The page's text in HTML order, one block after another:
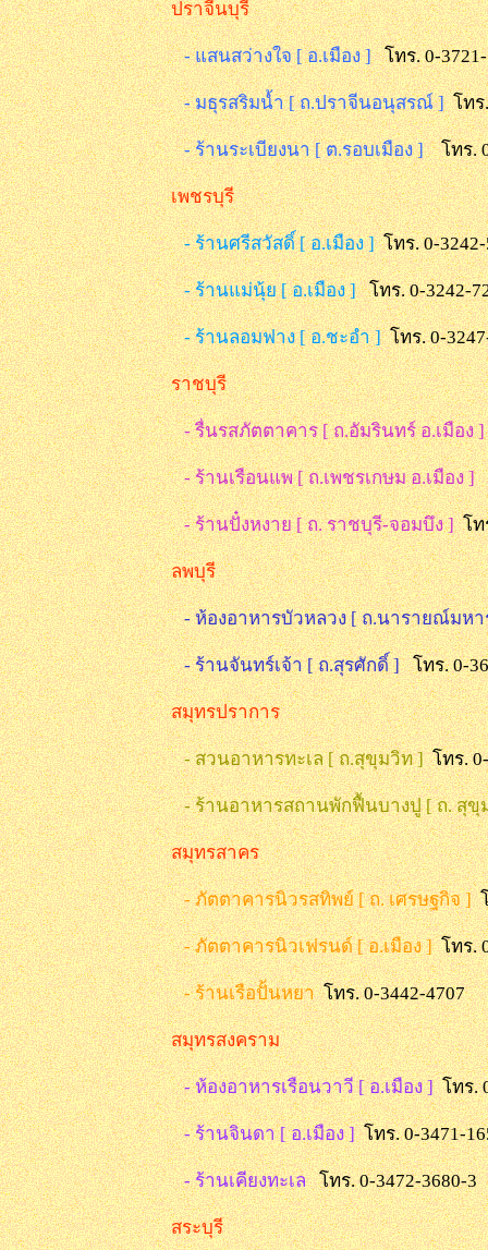
ปราจีนบุรี
- แสนสว่างใจ [ อ.เมือง ]โทร. 0-
- มธุรสริมน้ำ [ ถ.ปราจีนอนุสรณ์ ]โทร
- ร้านระเบียงนา [ ต.รอบเมือง ]โทร.
เพชรบุรี
- ร้านศรีสวัสดิ์ [ อ.เมือง ]โทร. 0-
- ร้านแม่นุ้ย [ อ.เมือง ]โทร. 0-3242-
- ร้านลอมฟาง [ อ.ชะอำ ]โทร. 0-
ราชบุรี
- รื่นรสภัตตาคาร [ ถ.อัมรินทร์ อ.เมือง
- ร้านเรือนแพ [ ถ.เพชรเกษม อ.เมือง ]
- ร้านปั๋งหงาย [ ถ. ราชบุรี-จอมบึง ]โท
ลพบุรี
- ห้องอาหารบัวหลวง [ ถ.นารายณ์มห
- ร้านจันทร์เจ้า [ ถ.สุรศักดิ์ ]โทร. 0-
สมุทรปราการ
- สวนอาหารทะเล [ ถ.สุขุมวิท ]โทร.
- ร้านอาหารสถานพักฟื้นบางปู [ ถ. สุขุ
สมุทรสาคร
- ภัตตาคารนิวรสทิพย์ [ ถ. เศรษฐกิจ ]
- ภัตตาคารนิวเฟรนด์ [ อ.เมือง ]โทร.
- ร้านเรือปั้นหยาโทร. 0-3442-4707
สมุทรสงคราม
- ห้องอาหารเรือนวาวี [ อ.เมือง ]โทร.
- ร้านจินดา [ อ.เมือง ]โทร. 0-3471-
- ร้านเคียงทะเลโทร. 0-3472-3680-3
สระบุร